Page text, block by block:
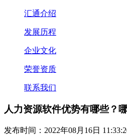
汇通介绍
发展历程
企业文化
荣誉资质
联系我们
人力资源软件优势有哪些？
发布时间：2022年08月16日